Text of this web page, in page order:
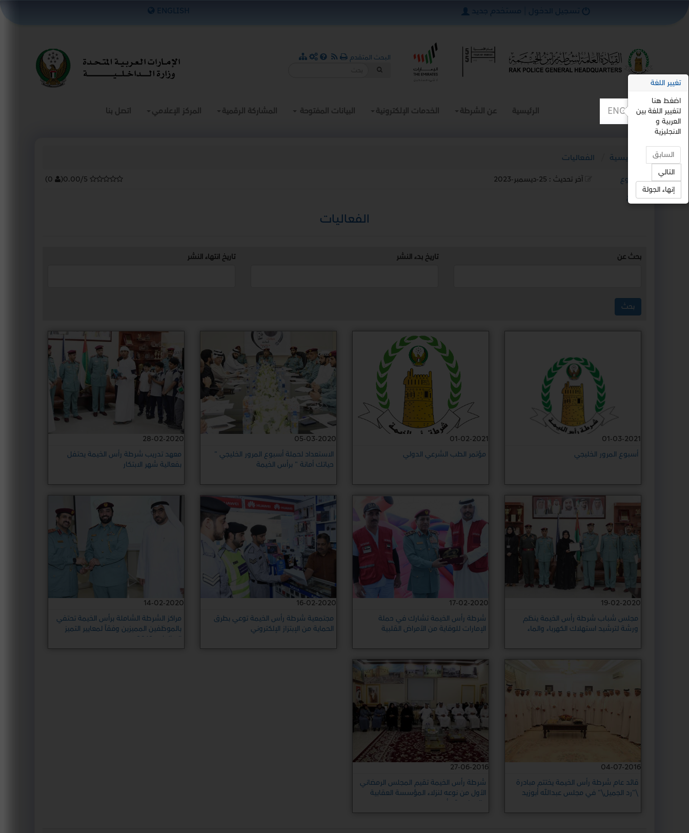
تسجيل الدخول مستخدم جديد ENGLISH
البحث المتقدم
ENGLISH الرئيسية عن الشرطة الخدمات الإلكترونية البيانات المفتوحة المشاركة الرقمية المركز الإعلامي اتصل بنا
×
الرئيسية الفعاليات
رجوع آخر تحديث : 25-ديسمبر-2023 0.00/5
(
0
)
استمع
الفعاليات
بحث عن تاريخ بدء النشر تاريخ انتهاء النشر
01-03-2021
أسبوع المرور الخليجي
01-02-2021
مؤتمر الطب الشرعي الدولي
05-03-2020
الاستعداد لحملة أسبوع المرور الخليجي "
حياتك أمانة " برأس الخيمة
28-02-2020
معهد تدريب شرطة رأس الخيمة يحتفل
بفعالية شهر الابتكار
19-02-2020
مجلس شباب شرطة رأس الخيمة ينظم
ورشة لترشيد استهلاك الكهرباء والماء
17-02-2020
شرطة رأس الخيمة تشارك في حملة
الإمارات للوقاية من الأمراض القلبية
16-02-2020
مجتمعية شرطة رأس الخيمة توعي بطرق
الحماية من الإبتزاز الإلكتروني
14-02-2020
مراكز الشرطة الشاملة برأس الخيمة تحتفي
بالموظفين المميزين وفقاً لمعايير التميز
الوظيفي 2019م
04-07-2016
قائد عام شرطة رأس الخيمة يختتم مبادرة
\"رد الجميل\" في مجلس عبدالله أبوزيد
27-06-2016
شرطة رأس الخيمة تقيم المجلس الرمضاني
الأول من نوعه لنزلاء المؤسسة العقابية
والإصلاحية وأسرهم
تغيير اللغة
اضغط هنا
لتغيير اللغة بين
العربية و
الانجليزية
السابق
التالي
إنهاء الجولة